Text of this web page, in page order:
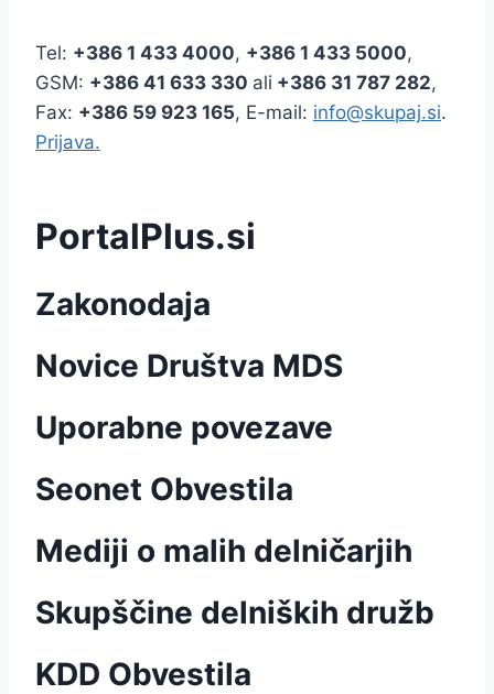
Tel: +386 1 433 4000, +386 1 433 5000,
GSM: +386 41 633 330 ali +386 31 787 282,
Fax: +386 59 923 165, E-mail: info@skupaj.si.
Prijava.
PortalPlus.si
Zakonodaja
Novice Društva MDS
Uporabne povezave
Seonet Obvestila
Mediji o malih delničarjih
Skupščine delniških družb
KDD Obvestila